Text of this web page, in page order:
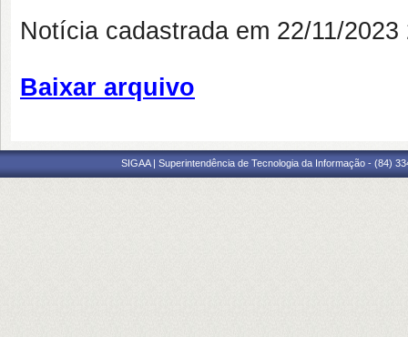
Notícia cadastrada em 22/11/
Baixar arquivo
SIGAA | Superintendência de Tecnologia da Informação - (84)